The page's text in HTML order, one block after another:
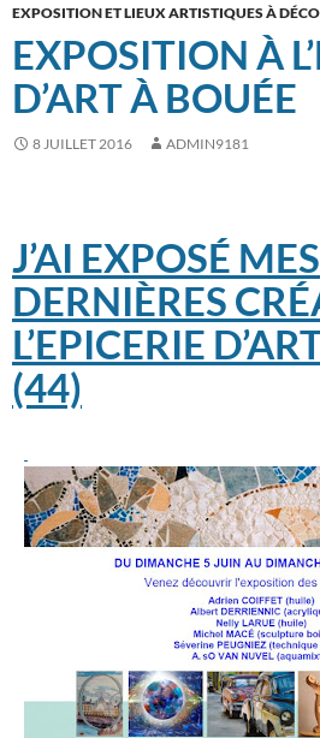
EXPOSITION ET LIEUX ARTISTIQUES À
EXPOSITION À
D’ART À BOUÉE
8 JUILLET 2016 ADMIN9181
J’AI EXPOSÉ MES
DERNIÈRES
L’EPICERIE
(44)